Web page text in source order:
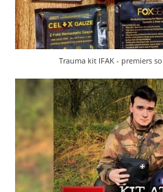
Trauma kit IFAK - premiers